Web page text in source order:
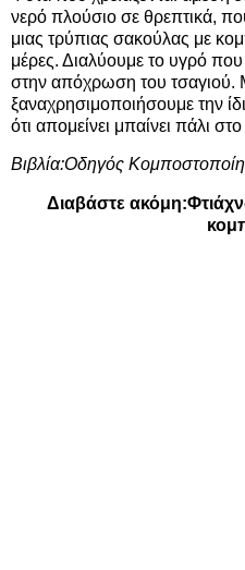
νερό πλούσιο σε θρεπτικά,
μιας τρύπιας σακούλας με
μέρες. Διαλύουμε το υγρό που
στην απόχρωση του
ξαναχρησιμοποιήσουμε την
ότι απομείνει μπαίνει πάλι
Βιβλία:Οδηγός
Διαβάστε ακόμη: